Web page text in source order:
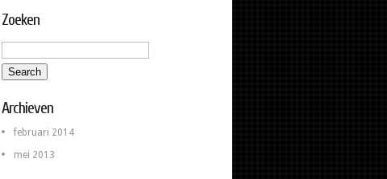
Zoeken
Archieven
februari 2014
mei 2013